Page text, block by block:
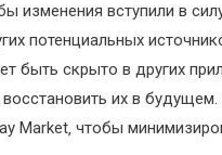
изменения вступили в
потенциальных
быть скрыто в других
их в будущем.
Market‚ чтобы